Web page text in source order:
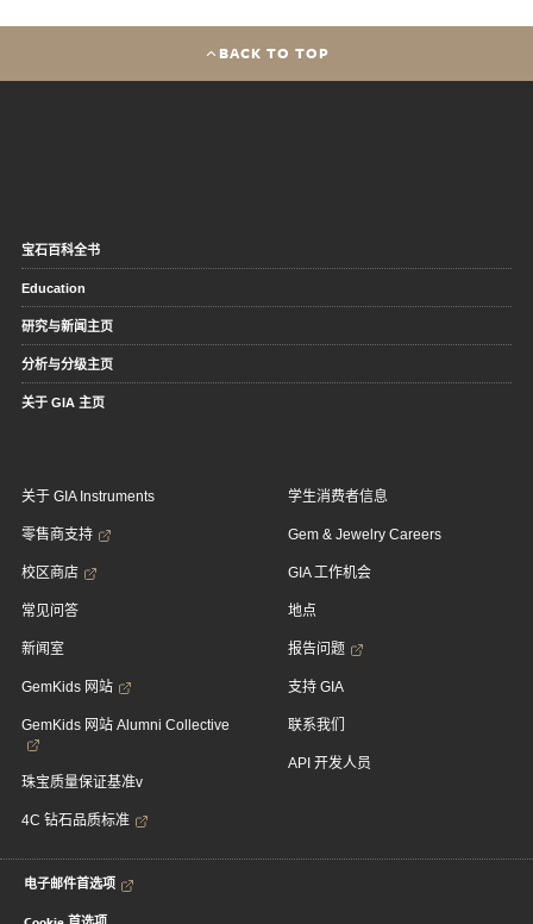
BACK TO TOP
宝石百科全书
Education
研究与新闻主页
分析与分级主页
关于 GIA 主页
关于 GIA Instruments
零售商支持
校区商店
常见问答
新闻室
GemKids 网站
GemKids 网站 Alumni Collective
珠宝质量保证基准v
4C 钻石品质标准
学生消费者信息
Gem & Jewelry Careers
GIA 工作机会
地点
报告问题
支持 GIA
联系我们
API 开发人员
电子邮件首选项